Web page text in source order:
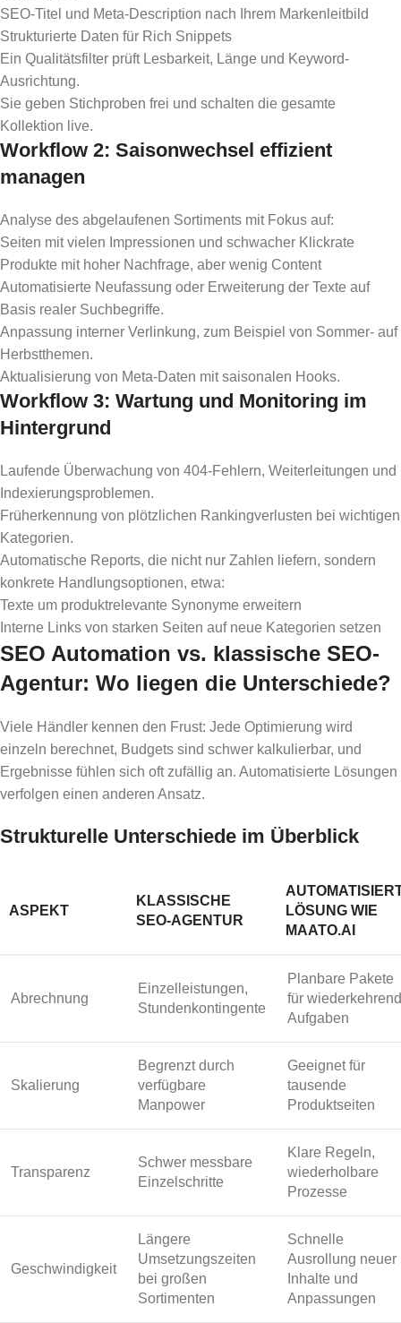
SEO-Titel und Meta-Description nach Ihrem Markenleitbild
Strukturierte Daten für Rich Snippets
Ein Qualitätsfilter prüft Lesbarkeit, Länge und Keyword-
Ausrichtung.
Sie geben Stichproben frei und schalten die gesamte
Kollektion live.
Workflow 2: Saisonwechsel effizient
managen
Analyse des abgelaufenen Sortiments mit Fokus auf:
Seiten mit vielen Impressionen und schwacher Klickrate
Produkte mit hoher Nachfrage, aber wenig Content
Automatisierte Neufassung oder Erweiterung der Texte auf
Basis realer Suchbegriffe.
Anpassung interner Verlinkung, zum Beispiel von Sommer- auf
Herbstthemen.
Aktualisierung von Meta-Daten mit saisonalen Hooks.
Workflow 3: Wartung und Monitoring im
Hintergrund
Laufende Überwachung von 404-Fehlern, Weiterleitungen und
Indexierungsproblemen.
Früherkennung von plötzlichen Rankingverlusten bei wichtigen
Kategorien.
Automatische Reports, die nicht nur Zahlen liefern, sondern
konkrete Handlungsoptionen, etwa:
Texte um produktrelevante Synonyme erweitern
Interne Links von starken Seiten auf neue Kategorien setzen
SEO Automation vs. klassische SEO-
Agentur: Wo liegen die Unterschiede?
Viele Händler kennen den Frust: Jede Optimierung wird
einzeln berechnet, Budgets sind schwer kalkulierbar, und
Ergebnisse fühlen sich oft zufällig an. Automatisierte Lösungen
verfolgen einen anderen Ansatz.
Strukturelle Unterschiede im Überblick
ASPEKT
KLASSISCHE
SEO-AGENTUR
LÖSUNG WIE
MAATO.AI
Abrechnung
Einzelleistungen,
Stundenkontingente
Planbare Pakete
für
Aufgaben
Skalierung
Begrenzt durch
verfügbare
Manpower
Geeignet für
tausende
Produktseiten
Transparenz
Schwer messbare
Einzelschritte
Klare Regeln,
wiederholbare
Prozesse
Geschwindigkeit
Längere
Umsetzungszeiten
bei großen
Sortimenten
Schnelle
Ausrollung neuer
Inhalte und
Anpassungen